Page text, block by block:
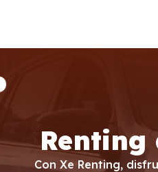
Renting
Con Xe Renting,